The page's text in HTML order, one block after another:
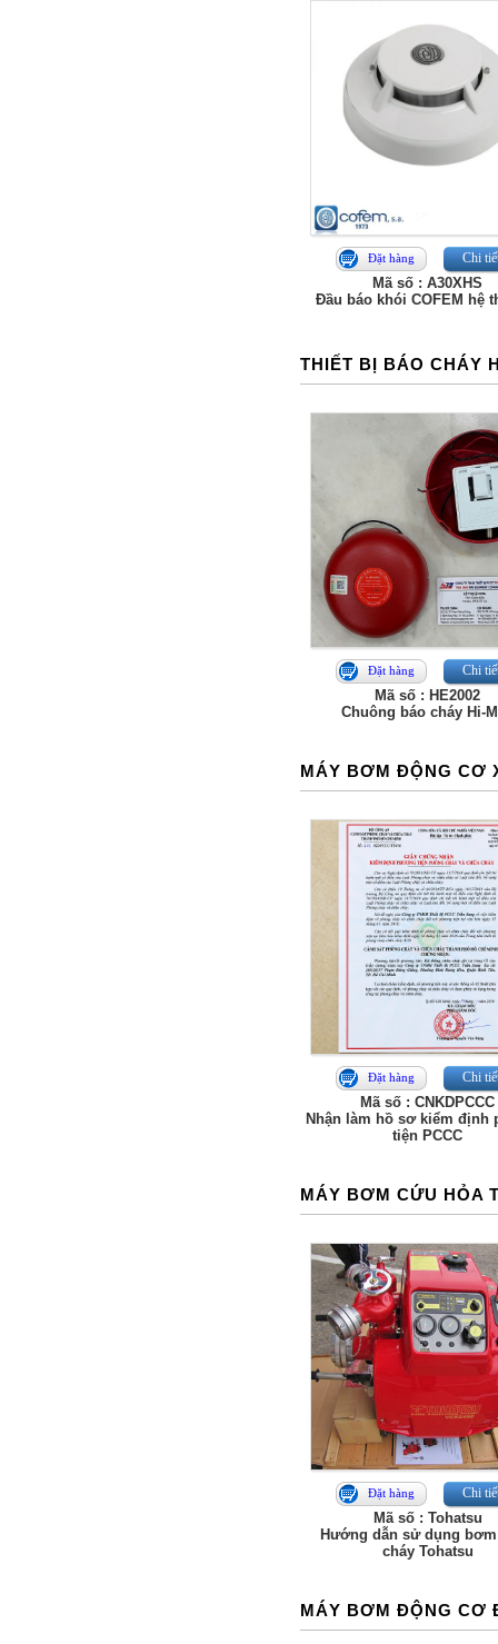
Đặt hàng Chi
Mã số : A30XHS
Đầu báo khói COFEM hệ
THIẾT BỊ BÁO CHÁY
Đặt hàng Chi
Mã số : HE2002
Chuông báo cháy Hi-
MÁY BƠM ĐỘNG CƠ
Đặt hàng Chi
Mã số : CNKDPCCC
Nhận làm hồ sơ kiểm định
tiện PCCC
MÁY BƠM CỨU HỎA
Đặt hàng Chi
Mã số : Tohatsu
Hướng dẫn sử dụng
cháy Tohatsu
MÁY BƠM ĐỘNG CƠ